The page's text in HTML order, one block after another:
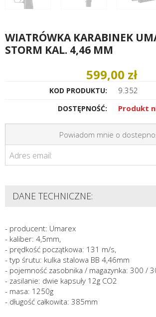
WIATRÓWKA KARABINEK
STORM KAL. 4,46 MM
599,00 zł
KOD PRODUKTU: 9.352
DOSTĘPNOŚĆ: Produkt
Powiadom mnie o
Adres email:
DANE TECHNICZNE:
- producent: Umarex
- kaliber: 4,5mm,
- prędkość początkowa: 131 m/s,
- typ śrutu: kulka stalowa BB 4,46mm
- pojemność zasobnika / magazynka: 300 /
- zasilanie: dwie kapsuły 12g CO2
- masa: 1250g
- długość całkowita: 385mm